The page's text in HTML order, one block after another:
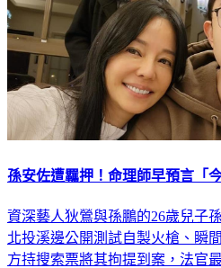
孫安佐遭羈押！命理師早預言「
資深藝人狄鶯與孫鵬的26歲兒子
北投溪邊公開測試自製火槍、瞬
方持搜索票將其拘提到案，法官